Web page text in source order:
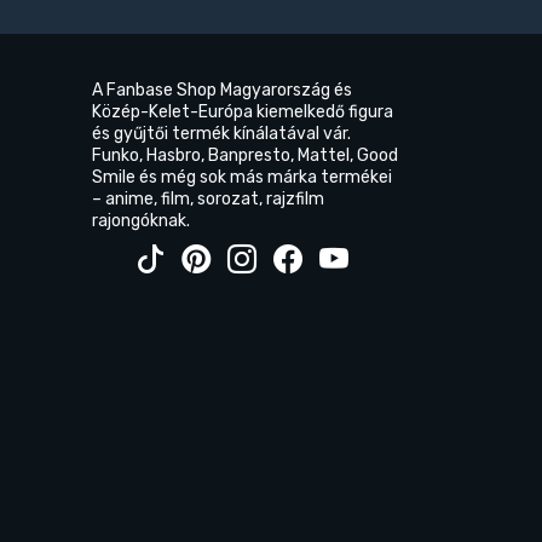
A Fanbase Shop Magyarország és
Közép-Kelet-Európa kiemelkedő figura
és gyűjtői termék kínálatával vár.
Funko, Hasbro, Banpresto, Mattel, Good
Smile és még sok más márka termékei
– anime, film, sorozat, rajzfilm
rajongóknak.